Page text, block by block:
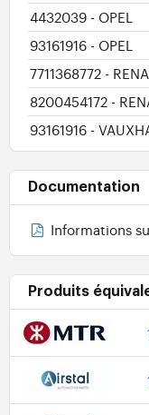
4432039 - OPEL
93161916 - OPEL
7711368772 -
8200454172 -
93161916 -
Documentation
Informations
Produits